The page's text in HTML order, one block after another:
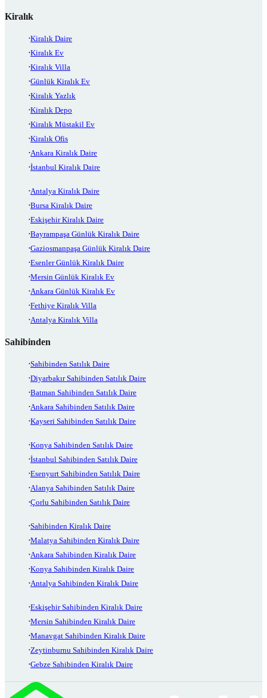
Kiralık
Kiralık Daire
Kiralık Ev
Kiralık Villa
Günlük Kiralık Ev
Kiralık Yazlık
Kiralık Depo
Kiralık Müstakil Ev
Kiralık Ofis
Ankara Kiralık Daire
İstanbul Kiralık Daire
Antalya Kiralık Daire
Bursa Kiralık Daire
Eskişehir Kiralık Daire
Bayrampaşa Günlük Kiralık Daire
Gaziosmanpaşa Günlük Kiralık Daire
Esenler Günlük Kiralık Daire
Mersin Günlük Kiralık Ev
Ankara Günlük Kiralık Ev
Fethiye Kiralık Villa
Antalya Kiralık Villa
Sahibinden
Sahibinden Satılık Daire
Diyarbakır Sahibinden Satılık Daire
Batman Sahibinden Satılık Daire
Ankara Sahibinden Satılık Daire
Kayseri Sahibinden Satılık Daire
Konya Sahibinden Satılık Daire
İstanbul Sahibinden Satılık Daire
Esenyurt Sahibinden Satılık Daire
Alanya Sahibinden Satılık Daire
Çorlu Sahibinden Satılık Daire
Sahibinden Kiralık Daire
Malatya Sahibinden Kiralık Daire
Ankara Sahibinden Kiralık Daire
Konya Sahibinden Kiralık Daire
Antalya Sahibinden Kiralık Daire
Eskişehir Sahibinden Kiralık Daire
Mersin Sahibinden Kiralık Daire
Manavgat Sahibinden Kiralık Daire
Zeytinburnu Sahibinden Kiralık Daire
Gebze Sahibinden Kiralık Daire